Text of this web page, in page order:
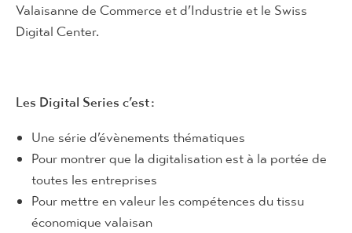
Valaisanne de Commerce et d’Industrie et le Swiss
Digital Center.
Les Digital Series c’est :
Une série d’évènements thématiques
Pour montrer que la digitalisation est à la portée de
toutes les entreprises
Pour mettre en valeur les compétences du tissu
économique valaisan